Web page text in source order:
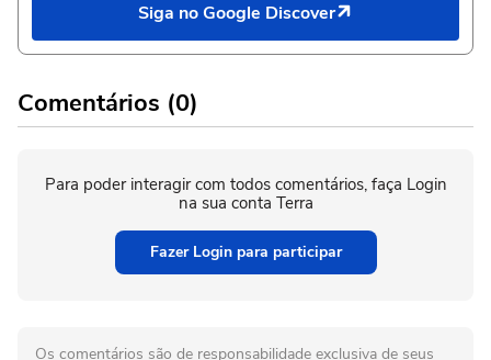
Siga no Google Discover
Comentários (0)
Para poder interagir com todos comentários, faça Login
na sua conta Terra
Fazer Login para participar
Os comentários são de responsabilidade exclusiva de seus